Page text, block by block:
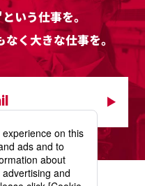
いう仕事を。
なく大きな仕事を。